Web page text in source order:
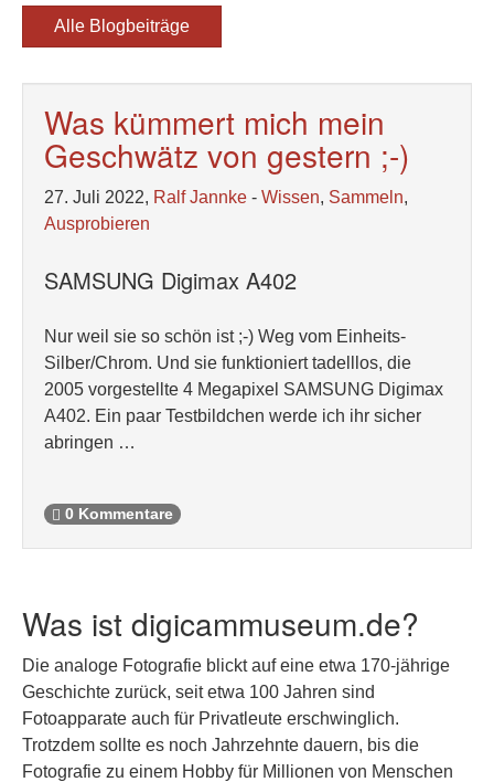
Alle Blogbeiträge
Was kümmert mich mein
Geschwätz von gestern ;-)
27. Juli 2022, Ralf Jannke - Wissen, Sammeln,
Ausprobieren
SAMSUNG Digimax A402
Nur weil sie so schön ist ;-) Weg vom Einheits-
Silber/Chrom. Und sie funktioniert tadelllos, die
2005 vorgestellte 4 Megapixel SAMSUNG Digimax
A402. Ein paar Testbildchen werde ich ihr sicher
abringen …
0 Kommentare
Was ist digicammuseum.de?
Die analoge Fotografie blickt auf eine etwa 170-jährige
Geschichte zurück, seit etwa 100 Jahren sind
Fotoapparate auch für Privatleute erschwinglich.
Trotzdem sollte es noch Jahrzehnte dauern, bis die
Fotografie zu einem Hobby für Millionen von Menschen